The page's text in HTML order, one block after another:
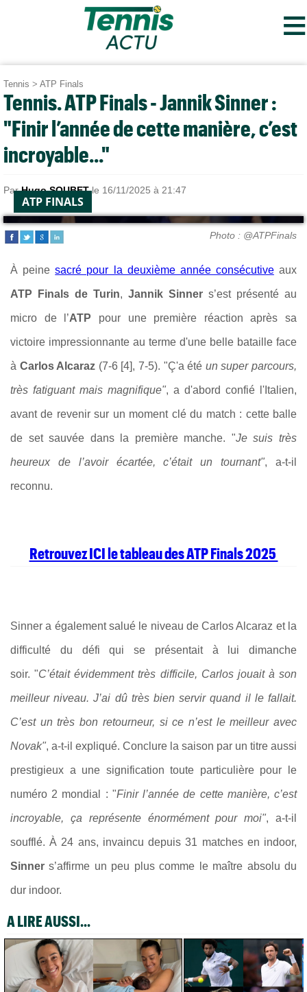
≡
Tennis > ATP Finals
Tennis. ATP Finals - Jannik Sinner :
"Finir l’année de cette manière, c’est
incroyable..."
ParHugo SOUBETle 16/11/2025 à 21:47
ATP FINALS
Photo : @ATPFinals
À peinesacré pour la deuxième année consécutiveaux
ATP Finals de Turin, Jannik Sinner s’est présenté au
micro de l’ATP pour une première réaction après sa
victoire impressionnante au terme d'une belle bataille face
à Carlos Alcaraz (7-6 [4], 7-5). "Ç'a été un super parcours,
très fatiguant mais magnifique", a d'abord confié l'Italien,
avant de revenir sur un moment clé du match : cette balle
de set sauvée dans la première manche. "Je suis très
heureux de l’avoir écartée, c’était un tournant", a-t-il
reconnu.
Retrouvez ICI le tableau des ATP Finals 2025
Sinner a également salué le niveau de Carlos Alcaraz et la
difficulté du défi qui se présentait à lui dimanche
soir. "C’était évidemment très difficile, Carlos jouait à son
meilleur niveau. J’ai dû très bien servir quand il le fallait.
C’est un très bon retourneur, si ce n’est le meilleur avec
Novak", a-t-il expliqué. Conclure la saison par un titre aussi
prestigieux a une signification toute particulière pour le
numéro 2 mondial : "Finir l’année de cette manière, c’est
incroyable, ça représente énormément pour moi", a-t-il
soufflé. À 24 ans, invaincu depuis 31 matches en indoor,
Sinner s’affirme un peu plus comme le maître absolu du
dur indoor.
A LIRE AUSSI...